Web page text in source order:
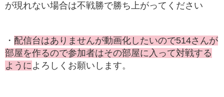
が現れない場合は不戦勝で勝ち上がってください
・ 配信台はありませんが動画化したいので514さんが
部屋を作るので参加者はその部屋に入って対戦する
ようによろしくお願いします。